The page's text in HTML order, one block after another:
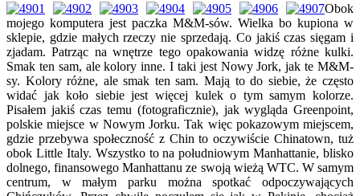
Obok
mojego komputera jest paczka M&M-sów. Wielka bo kupiona w
sklepie, gdzie małych rzeczy nie sprzedają. Co jakiś czas sięgam i
zjadam. Patrząc na wnętrze tego opakowania widzę różne kulki.
Smak ten sam, ale kolory inne. I taki jest Nowy Jork, jak te M&M-
sy. Kolory różne, ale smak ten sam. Mają to do siebie, że często
widać jak koło siebie jest więcej kulek o tym samym kolorze.
Pisałem jakiś czas temu (fotograficznie), jak wygląda Greenpoint,
polskie miejsce w Nowym Jorku. Tak więc pokazowym miejscem,
gdzie przebywa społeczność z Chin to oczywiście Chinatown, tuż
obok Little Italy. Wszystko to na południowym Manhattanie, blisko
dolnego, finansowego Manhattanu ze swoją wieżą WTC. W samym
centrum, w małym parku można spotkać odpoczywających